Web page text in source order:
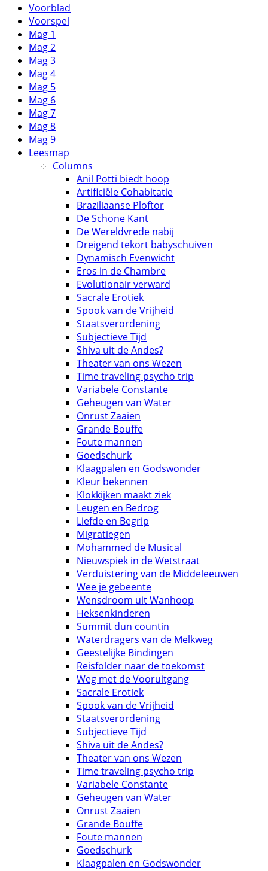
Voorblad
Voorspel
Mag 1
Mag 2
Mag 3
Mag 4
Mag 5
Mag 6
Mag 7
Mag 8
Mag 9
Leesmap
Columns
Anil Potti biedt hoop
Artificiële Cohabitatie
Braziliaanse Ploftor
De Schone Kant
De Wereldvrede nabij
Dreigend tekort babyschuiven
Dynamisch Evenwicht
Eros in de Chambre
Evolutionair verward
Sacrale Erotiek
Spook van de Vrijheid
Staatsverordening
Subjectieve Tijd
Shiva uit de Andes?
Theater van ons Wezen
Time traveling psycho trip
Variabele Constante
Geheugen van Water
Onrust Zaaien
Grande Bouffe
Foute mannen
Goedschurk
Klaagpalen en Godswonder
Kleur bekennen
Klokkijken maakt ziek
Leugen en Bedrog
Liefde en Begrip
Migratiegen
Mohammed de Musical
Nieuwspiek in de Wetstraat
Verduistering van de Middeleeuwen
Wee je gebeente
Wensdroom uit Wanhoop
Heksenkinderen
Summit dun countin
Waterdragers van de Melkweg
Geestelijke Bindingen
Reisfolder naar de toekomst
Weg met de Vooruitgang
Sacrale Erotiek
Spook van de Vrijheid
Staatsverordening
Subjectieve Tijd
Shiva uit de Andes?
Theater van ons Wezen
Time traveling psycho trip
Variabele Constante
Geheugen van Water
Onrust Zaaien
Grande Bouffe
Foute mannen
Goedschurk
Klaagpalen en Godswonder